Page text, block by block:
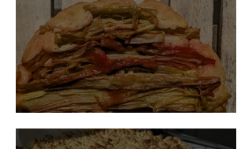
Gâteau renversé à la rhubarbe